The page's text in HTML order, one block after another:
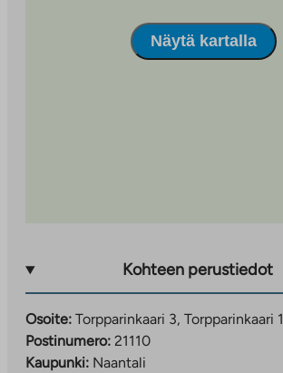
Näytä kartalla
Kohteen perustiedot
Osoite: Torpparinkaari 3, Torpparinkaari 1
Postinumero: 21110
Kaupunki: Naantali